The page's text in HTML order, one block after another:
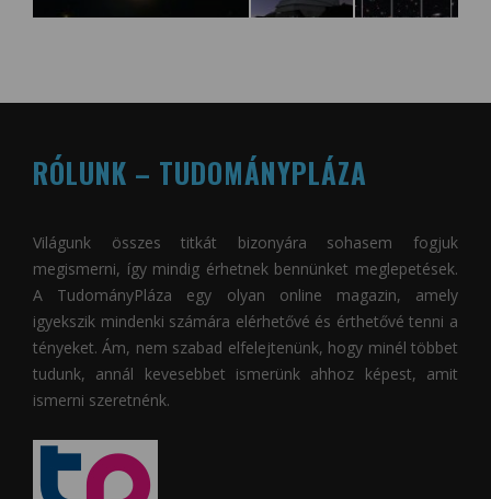
RÓLUNK – TUDOMÁNYPLÁZA
Világunk összes titkát bizonyára sohasem fogjuk
megismerni, így mindig érhetnek bennünket meglepetések.
A TudományPláza egy olyan online magazin, amely
igyekszik mindenki számára elérhetővé és érthetővé tenni a
tényeket. Ám, nem szabad elfelejtenünk, hogy minél többet
tudunk, annál kevesebbet ismerünk ahhoz képest, amit
ismerni szeretnénk.